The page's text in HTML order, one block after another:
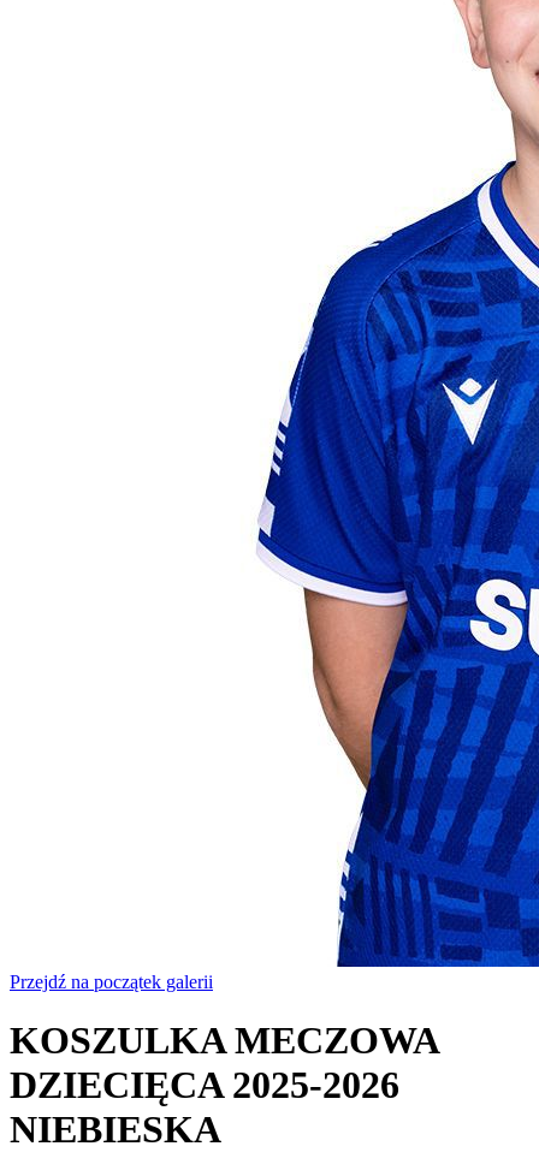
Przejdź na początek galerii
KOSZULKA MECZOWA
DZIECIĘCA 2025-2026
NIEBIESKA